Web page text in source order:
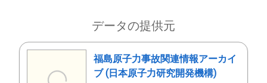
データの提供元
福島原子力事故関連情報アーカイ
ブ (日本原子力研究開発機構)